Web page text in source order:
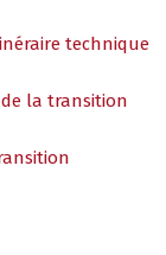
technique
la transition